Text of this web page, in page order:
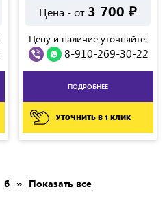
Цена - от 3 700 ₽
Цену и наличие уточняйте:
8-910-269-30-22
ПОДРОБНЕЕ
УТОЧНИТЬ В 1 КЛИК
6 » Показать все